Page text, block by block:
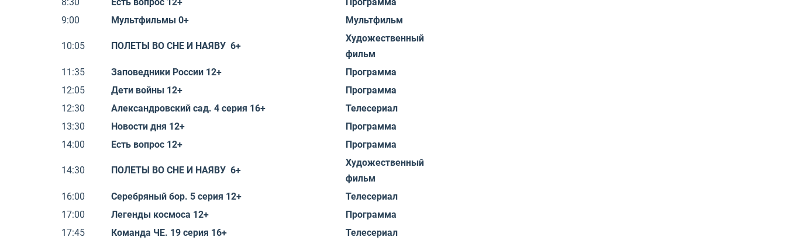
9:00
Мультфильмы 0+ Мультфильм
10:05 ПОЛЕТЫ ВО СНЕ И НАЯВУ 6+
Художественный
фильм
11:35
Заповедники России 12+
Программа
12:05
Дети войны 12+
Программа
12:30
Александровский сад. 4 серия 16+
Телесериал
13:30
Новости дня 12+
Программа
14:00
Есть вопрос 12+ Программа
14:30 ПОЛЕТЫ ВО СНЕ И НАЯВУ 6+
Художественный
фильм
16:00
Серебряный бор. 5 серия 12+
Телесериал
17:00
Легенды космоса 12+
Программа
17:45
Команда ЧЕ. 19 серия 16+
Телесериал